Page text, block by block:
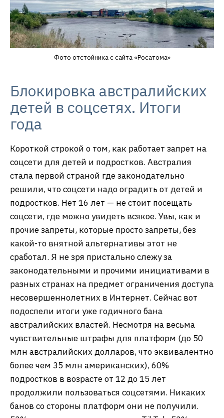
Фото отстойника с сайта «Росатома»
Блокировка австралийских
детей в соцсетях. Итоги
года
Короткой строкой о том, как работает запрет на
соцсети для детей и подростков. Австралия
стала первой страной где законодательно
решили, что соцсети надо оградить от детей и
подростков. Нет 16 лет — не стоит посещать
соцсети, где можно увидеть всякое. Увы, как и
прочие запреты, которые просто запреты, без
какой-то внятной альтернативы этот не
сработал. Я не зря пристально слежу за
законодательными и прочими инициативами в
разных странах на предмет ограничения доступа
несовершеннолетних в Интернет. Сейчас вот
подоспели итоги уже годичного бана
австралийских властей. Несмотря на весьма
чувствительные штрафы для платформ (до 50
млн австралийских долларов, что эквивалентно
более чем 35 млн американских), 60%
подростков в возрасте от 12 до 15 лет
продолжили пользоваться соцсетями. Никаких
банов со стороны платформ они не получили.